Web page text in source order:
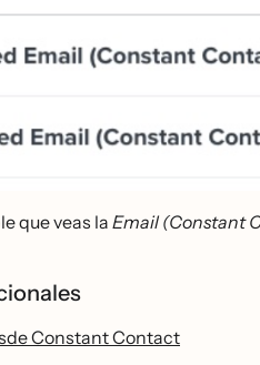
que veas la Email (Constant
Constant Contact